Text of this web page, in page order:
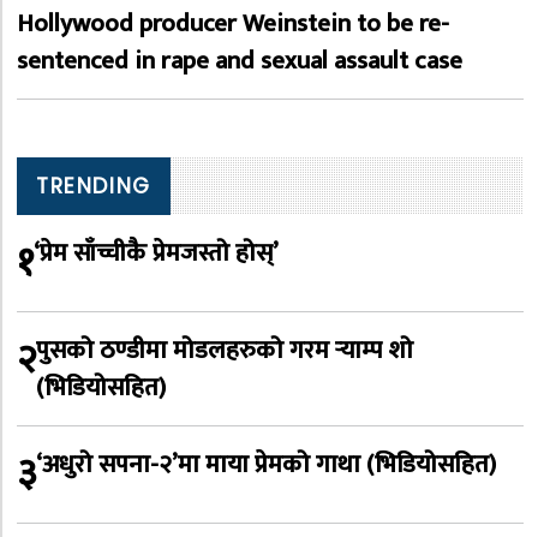
Hollywood producer Weinstein to be re-
sentenced in rape and sexual assault case
TRENDING
१‘प्रेम साँच्चीकै प्रेमजस्तो होस्’
२पुसको ठण्डीमा मोडलहरुको गरम र्‍याम्प शो
(भिडियोसहित)
३‘अधुरो सपना-२’मा माया प्रेमको गाथा (भिडियोसहित)